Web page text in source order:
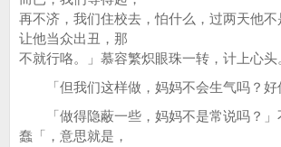
再不济，我们住校去，怕什么，过两天他
让他当众出丑，那
不就行咯。」慕容繁炽眼珠一转，计上心头
「但我们这样做，妈妈不会生气吗？好
「做得隐蔽一些，妈妈不是常说吗？」
蠢「，意思就是，